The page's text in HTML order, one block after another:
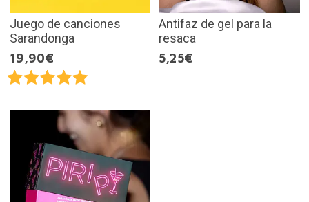
Juego de canciones
Sarandonga
19,90€
Antifaz de gel para la
resaca
5,25€